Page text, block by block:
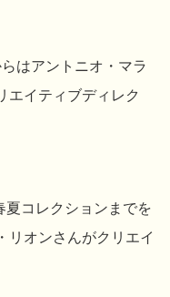
はアントニオ・マラ
エイティブディレク
コレクションまでを
リオンさんがクリエイ